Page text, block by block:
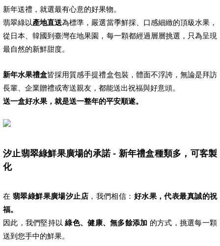
新年送禮，就選最有心意的好果物。
翡翠綠以產地直送為標準，嚴選當季鮮採、口感細緻的頂級水果，
從日本、韓國到臺灣在地果園，每一顆都經過層層挑選，只為呈現
最自然的新鮮甜度。
新年水果禮盒皆採用質感手提禮盒包裝，體面不浮誇，無論是拜訪
長輩、企業贈禮或寄送親友，都能送出祝福與好意頭。
送一盒好水果，就是送一整年的平安順遂。
汐止翡翠綠鮮果廣場的承諾 - 新年禮盒種類多，可客製
化
在 翡翠綠鮮果廣場汐止店 ，我們相信： 好水果，代表最真誠的祝
福。
因此，我們堅持以綠色、健康、無多餘添加 的方式，挑選每一顆
送到您手中的鮮果。